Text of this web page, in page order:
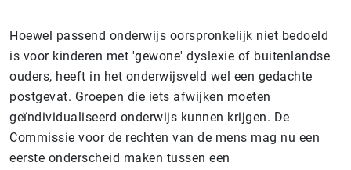
Hoewel passend onderwijs oorspronkelijk niet bedoeld
is voor kinderen met 'gewone' dyslexie of buitenlandse
ouders, heeft in het onderwijsveld wel een gedachte
postgevat. Groepen die iets afwijken moeten
geïndividualiseerd onderwijs kunnen krijgen. De
Commissie voor de rechten van de mens mag nu een
eerste onderscheid maken tussen een